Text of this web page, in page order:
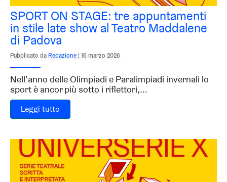
SPORT ON STAGE: tre appuntamenti
in stile late show al Teatro Maddalene
di Padova
Pubblicato da Redazione 16 marzo 2026
Nell’anno delle Olimpiadi e Paralimpiadi invernali lo
sport è ancor più sotto i riflettori,...
Leggi tutto